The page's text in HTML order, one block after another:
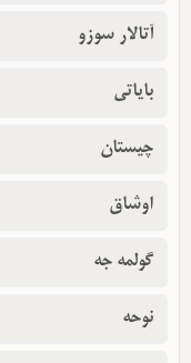
آتالار سوزو
بایاتی
چیستان
اوشاق
گولمه جه
نوحه